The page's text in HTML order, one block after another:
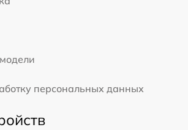
персональных данных